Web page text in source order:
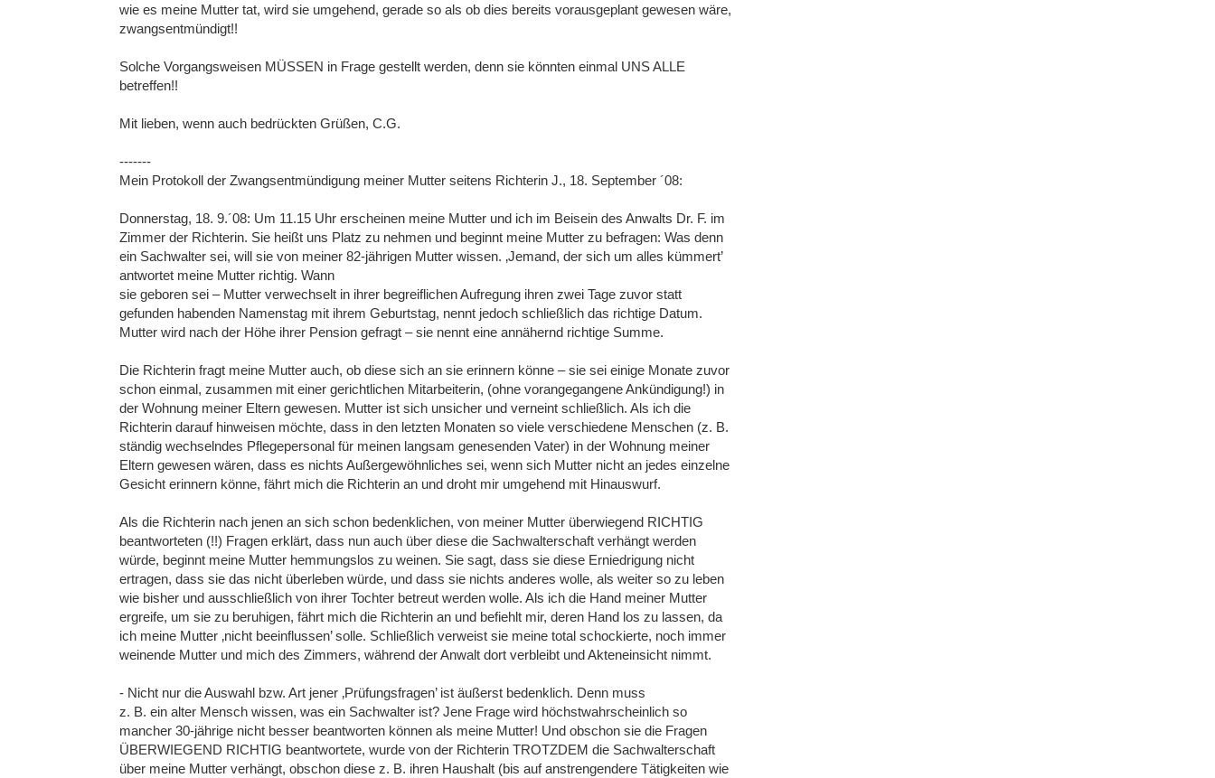
wie es meine Mutter tat, wird sie umgehend, gerade so als ob dies bereits vorausgeplant gewesen wäre,
zwangsentmündigt!!
Solche Vorgangsweisen MÜSSEN in Frage gestellt werden, denn sie könnten einmal UNS ALLE
betreffen!!
Mit lieben, wenn auch bedrückten Grüßen, C.G.
-------
Mein Protokoll der Zwangsentmündigung meiner Mutter seitens Richterin J., 18. September ´08:
Donnerstag, 18. 9.´08: Um 11.15 Uhr erscheinen meine Mutter und ich im Beisein des Anwalts Dr. F. im
Zimmer der Richterin. Sie heißt uns Platz zu nehmen und beginnt meine Mutter zu befragen: Was denn
ein Sachwalter sei, will sie von meiner 82-jährigen Mutter wissen. ‚Jemand, der sich um alles kümmert’
antwortet meine Mutter richtig. Wann
sie geboren sei – Mutter verwechselt in ihrer begreiflichen Aufregung ihren zwei Tage zuvor statt
gefunden habenden Namenstag mit ihrem Geburtstag, nennt jedoch schließlich das richtige Datum.
Mutter wird nach der Höhe ihrer Pension gefragt – sie nennt eine annähernd richtige Summe.
Die Richterin fragt meine Mutter auch, ob diese sich an sie erinnern könne – sie sei einige Monate zuvor
schon einmal, zusammen mit einer gerichtlichen Mitarbeiterin, (ohne vorangegangene Ankündigung!) in
der Wohnung meiner Eltern gewesen. Mutter ist sich unsicher und verneint schließlich. Als ich die
Richterin darauf hinweisen möchte, dass in den letzten Monaten so viele verschiedene Menschen (z. B.
ständig wechselndes Pflegepersonal für meinen langsam genesenden Vater) in der Wohnung meiner
Eltern gewesen wären, dass es nichts Außergewöhnliches sei, wenn sich Mutter nicht an jedes einzelne
Gesicht erinnern könne, fährt mich die Richterin an und droht mir umgehend mit Hinauswurf.
Als die Richterin nach jenen an sich schon bedenklichen, von meiner Mutter überwiegend RICHTIG
beantworteten (!!) Fragen erklärt, dass nun auch über diese die Sachwalterschaft verhängt werden
würde, beginnt meine Mutter hemmungslos zu weinen. Sie sagt, dass sie diese Erniedrigung nicht
ertragen, dass sie das nicht überleben würde, und dass sie nichts anderes wolle, als weiter so zu leben
wie bisher und ausschließlich von ihrer Tochter betreut werden wolle. Als ich die Hand meiner Mutter
ergreife, um sie zu beruhigen, fährt mich die Richterin an und befiehlt mir, deren Hand los zu lassen, da
ich meine Mutter ‚nicht beeinflussen’ solle. Schließlich verweist sie meine total schockierte, noch immer
weinende Mutter und mich des Zimmers, während der Anwalt dort verbleibt und Akteneinsicht nimmt.
- Nicht nur die Auswahl bzw. Art jener ‚Prüfungsfragen’ ist äußerst bedenklich. Denn muss
z. B. ein alter Mensch wissen, was ein Sachwalter ist? Jene Frage wird höchstwahrscheinlich so
mancher 30-jährige nicht besser beantworten können als meine Mutter! Und obschon sie die Fragen
ÜBERWIEGEND RICHTIG beantwortete, wurde von der Richterin TROTZDEM die Sachwalterschaft
über meine Mutter verhängt, obschon diese z. B. ihren Haushalt (bis auf anstrengendere Tätigkeiten wie